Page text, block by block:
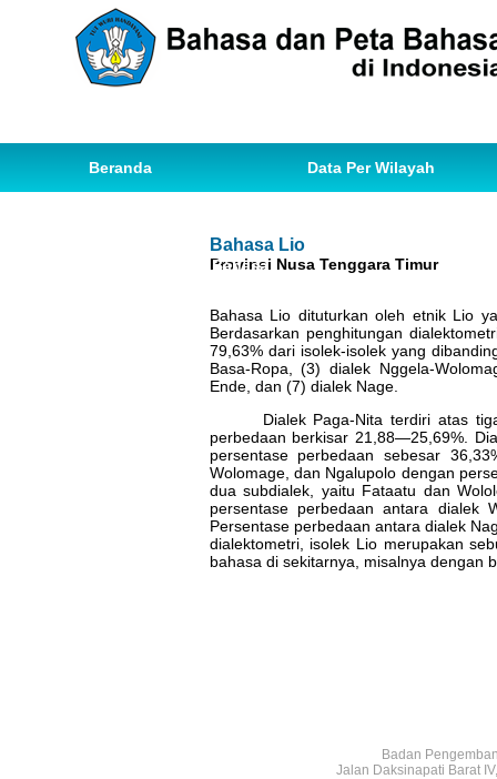
Beranda Data Per Wilayah
Ihwal Pemetaan Bahasa
Bahasa Lio
Provinsi Nusa Tenggara Timur
Bahasa Lio dituturkan oleh etnik Lio
Berdasarkan penghitungan
79,63% dari isolek-isolek yang
Basa-Ropa, (3) dialek Nggela-
Ende, dan (7) dialek Nage.
Dialek Paga-Nita terdiri atas
perbedaan berkisar 21,88—25,69%.
persentase perbedaan sebesar
Wolomage, dan Ngalupolo dengan
dua subdialek, yaitu Fataatu dan
persentase perbedaan antara dialek
Persentase perbedaan antara dialek
dialektometri, isolek Lio merupakan
bahasa di sekitarnya, misalnya dengan
Badan
Jalan Daksinapati Barat